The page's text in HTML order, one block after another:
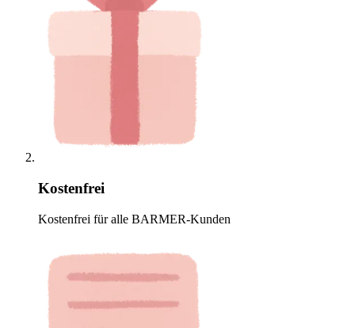
Kostenfrei
Kostenfrei für alle BARMER-Kunden